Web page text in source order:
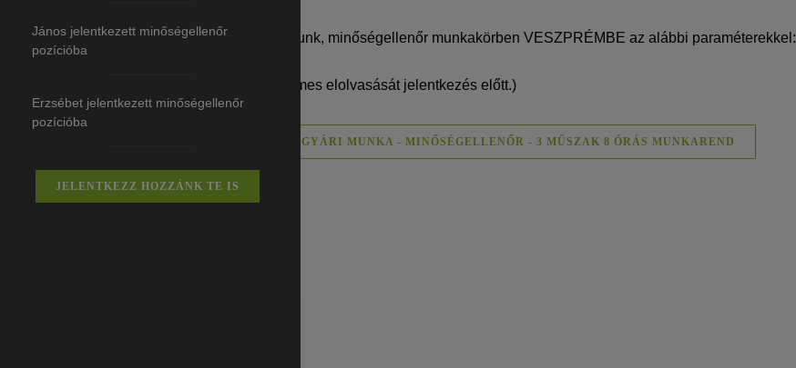
Gyári munkalehetőséget kínálunk, minőségellenőr munkakörben VESZPRÉMBE az alábbi paraméterekkel:
(Kérjük az álláshirdetés figyelmes elolvasását jelentkezés előtt.)
BŐVEBBEN: VESZPRÉM - GYÁRI MUNKA - MINŐSÉGELLENŐR - 3 MŰSZAK 8 ÓRÁS MUNKAREND
János jelentkezett minőségellenőr
pozícióba
Erzsébet jelentkezett minőségellenőr
pozícióba
JELENTKEZZ HOZZÁNK TE IS